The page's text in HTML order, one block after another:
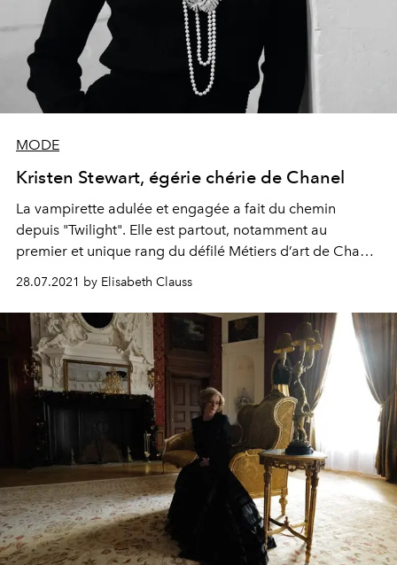
MODE
Kristen Stewart, égérie chérie de Chanel
La vampirette adulée et engagée a fait du chemin
depuis "Twilight". Elle est partout, notamment au
premier et unique rang du défilé Métiers d’art de Chanel
au Château de Chenonceau.
28.07.2021 by Elisabeth Clauss